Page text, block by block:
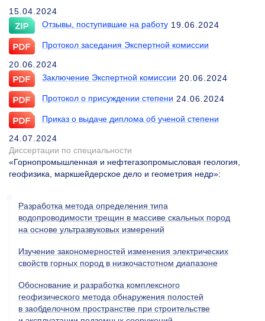
15.04.2024
Отзывы, поступившие на работу 19.06.2024
Протокол заседания Экспертной комиссии
20.06.2024
Заключение Экспертной комиссии 20.06.2024
Протокол о присуждении степени 24.06.2024
Приказ о выдаче диплома об ученой степени
24.07.2024
Диссертации по специальности
«Горнопромышленная и нефтегазопромысловая геология,
геофизика, маркшейдерское дело и геометрия недр»:
Разработка метода определения типа
водопроводимости трещин в массиве скальных пород
на основе ультразвуковых измерений
Изучение закономерностей изменения электрических
свойств горных пород в низкочастотном диапазоне
Обоснование и разработка комплексного
геофизического метода обнаружения полостей
в заобделочном пространстве при строительстве